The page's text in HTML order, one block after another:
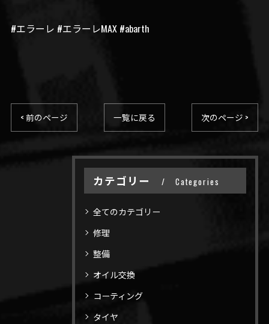
#エラーレ #エラーレMAX #abarth
< 前のページ 一覧に戻る 次のページ >
カテゴリー Categories
全てのカテゴリー
修理
整備
オイル交換
コーティング
タイヤ